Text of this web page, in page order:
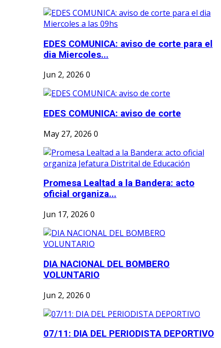
EDES COMUNICA: aviso de corte para el
dia Miercoles...
Jun 2, 2026 0
EDES COMUNICA: aviso de corte
May 27, 2026 0
Promesa Lealtad a la Bandera: acto
oficial organiza...
Jun 17, 2026 0
DIA NACIONAL DEL BOMBERO
VOLUNTARIO
Jun 2, 2026 0
07/11: DIA DEL PERIODISTA DEPORTIVO